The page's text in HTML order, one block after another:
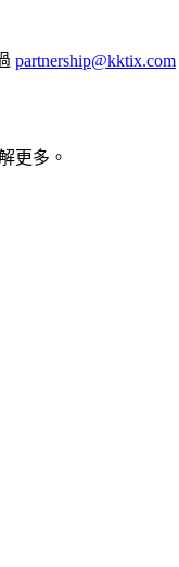
partnership@kktix.com
更多。